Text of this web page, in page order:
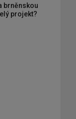
brněnskou
projekt?